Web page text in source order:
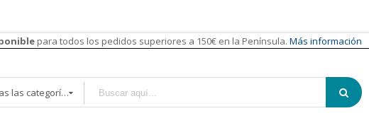
para todos los pedidos superiores a 150€ en la Península. Más información
Todas las categorías